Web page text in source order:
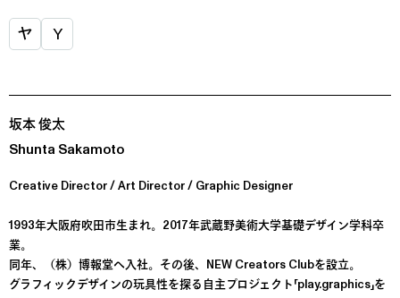
ヤ Y
坂本 俊太
Shunta Sakamoto
Creative Director / Art Director / Graphic Designer
1993年大阪府吹田市生まれ。2017年武蔵野美術大学基礎デザイン学科卒
業。
同年、（株）博報堂へ入社。その後、NEW Creators Clubを設立。
グラフィックデザインの玩具性を探る自主プロジェクト「play.graphics」を